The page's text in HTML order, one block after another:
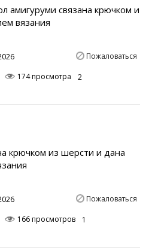
амигуруми связана крючком и
вязания
Пожаловаться
174 просмотра 2
крючком из шерсти и дана
Пожаловаться
166 просмотров 1